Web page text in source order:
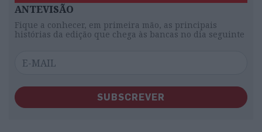
ANTEVISÃO
Fique a conhecer, em primeira mão, as principais
histórias da edição que chega às bancas no dia seguinte
SUBSCREVER